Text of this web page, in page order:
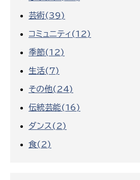
芸術(39)
コミュニティ(12)
季節(12)
生活(7)
その他(24)
伝統芸能(16)
ダンス(2)
食(2)